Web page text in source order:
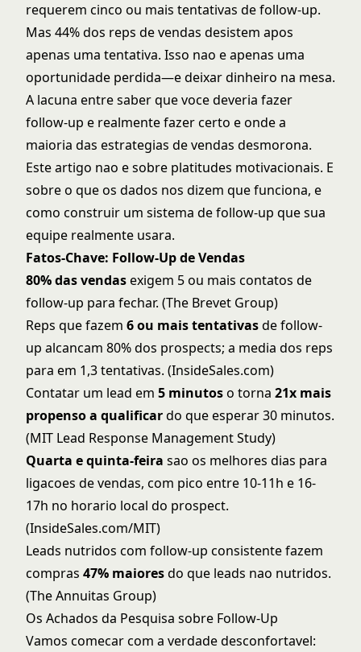
requerem cinco ou mais tentativas de follow-up.
Mas 44% dos reps de vendas desistem apos
apenas uma tentativa. Isso nao e apenas uma
oportunidade perdida—e deixar dinheiro na mesa.
A lacuna entre saber que voce deveria fazer
follow-up e realmente fazer certo e onde a
maioria das estrategias de vendas desmorona.
Este artigo nao e sobre platitudes motivacionais. E
sobre o que os dados nos dizem que funciona, e
como construir um sistema de follow-up que sua
equipe realmente usara.
Fatos-Chave: Follow-Up de Vendas
80% das vendasexigem 5 ou mais contatos de
follow-up para fechar. (The Brevet Group)
Reps que fazem 6 ou mais tentativasde follow-
up alcancam 80% dos prospects; a media dos reps
para em 1,3 tentativas. (InsideSales.com)
Contatar um lead em 5 minutoso torna 21x mais
propenso a qualificardo que esperar 30 minutos.
(MIT Lead Response Management Study)
Quarta e quinta-feira sao os melhores dias para
ligacoes de vendas, com pico entre 10-11h e 16-
17h no horario local do prospect.
(InsideSales.com/MIT)
Leads nutridos com follow-up consistente fazem
compras 47% maioresdo que leads nao nutridos.
(The Annuitas Group)
Os Achados da Pesquisa sobre Follow-Up
Vamos comecar com a verdade desconfortavel: